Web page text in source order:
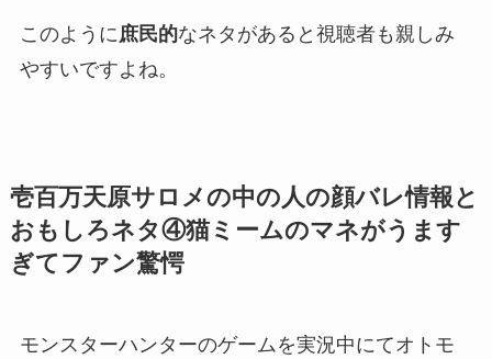
このように 庶民的なネタがあると視聴者も親しみ
やすいですよね。
壱百万天原サロメの中の人の顔バレ情報と
おもしろネタ④猫ミームのマネがうます
ぎてファン驚愕
モンスターハンターのゲームを実況中にてオトモ